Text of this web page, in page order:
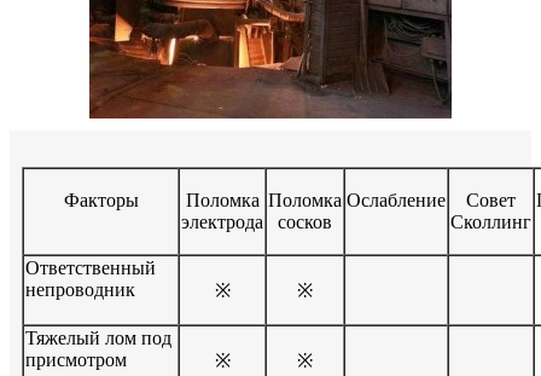
Факторы
Поломка
электрода
Поломка
сосков
Ослабление
Совет
Сколлинг
Ответственный
непроводник
※ ※
Тяжелый лом под
присмотром
※ ※